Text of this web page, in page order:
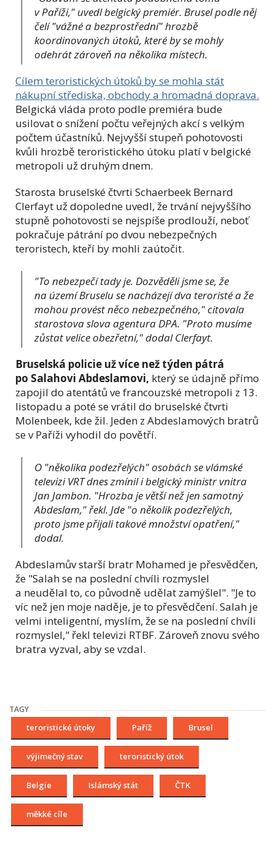
v Paříži," uvedl belgický premiér. Brusel podle něj
čelí "vážné a bezprostřední" hrozbě
koordinovaných útoků, které by se mohly
odehrát zároveň na několika místech.
Cílem teroristických útoků by se mohla stát
nákupní střediska, obchody a hromadná doprava.
Belgická vláda proto podle premiéra bude
usilovat o snížení počtu veřejných akcí s velkým
počtem účastníků. Nejvyšší stupeň pohotovosti
kvůli hrozbě teroristického útoku platí v belgické
metropoli už druhým dnem.
Starosta bruselské čtvrti Schaerbeek Bernard
Clerfayt už dopoledne uvedl, že trvání nejvyššího
stupně pohotovosti se nejspíše prodlouží, neboť
pokračuje pátrání po dvou nebezpečných
teroristech, kteří by mohli zaútočit.
"To nebezpečí tady je. Dozvěděli jsme se, že
na území Bruselu se nacházejí dva teroristé a že
mohou provést něco nebezpečného," citovala
starostova slova agentura DPA. "Proto musíme
zůstat velice obezřetní," dodal Clerfayt.
Bruselská policie už více než týden pátrá
po Salahovi Abdeslamovi, který se údajně přímo
zapojil do atentátů ve francouzské metropoli z 13.
listopadu a poté se vrátil do bruselské čtvrti
Molenbeek, kde žil. Jeden z Abdeslamových bratrů
se v Paříži vyhodil do povětří.
O "několika podezřelých" osobách se vlámské
televizi VRT dnes zmínil i belgický ministr vnitra
Jan Jambon. "Hrozba je větší než jen samotný
Abdeslam," řekl. Jde "o několik podezřelých,
proto jsme přijali takové množství opatření,"
dodal.
Abdeslamův starší bratr Mohamed je přesvědčen,
že "Salah se na poslední chvíli rozmyslel
a neudělal to, co původně udělat zamýšlel". "Je to
víc než jen moje naděje, je to přesvědčení. Salah je
velmi inteligentní, myslím, že se na poslední chvíli
rozmyslel," řekl televizi RTBF. Zároveň znovu svého
bratra vyzval, aby se vzdal.
TAGY
teroristické útoky Paříž Brusel
výjimečný stav teroristický útok
Belgie Islámský stát ČTK
měkké cíle